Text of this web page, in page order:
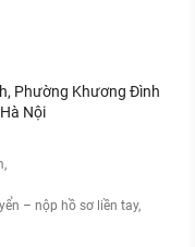
Phường Khương Đình
Nội
– nộp hồ sơ liền tay